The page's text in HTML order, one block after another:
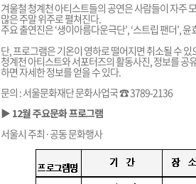
겨울철 청계천 아티스트들의 공연은 사람들이 자주
많은 주말 위주로 펼쳐진다.
주요 출연진은 ‘생이아름다운극단’, ‘스트립 팬더’,
단, 프로그램은 기온이 영하로 떨어지면 취소될 수
청계천 아티스트와 서포터즈의 활동사진, 정보를 공
하면 자세한 정보를 얻을 수 있다.
문의 : 서울문화재단 문화사업국 ☎ 3789-2136
▶ 12월 주요문화 프로그램
서울시 주최·공동 문화행사